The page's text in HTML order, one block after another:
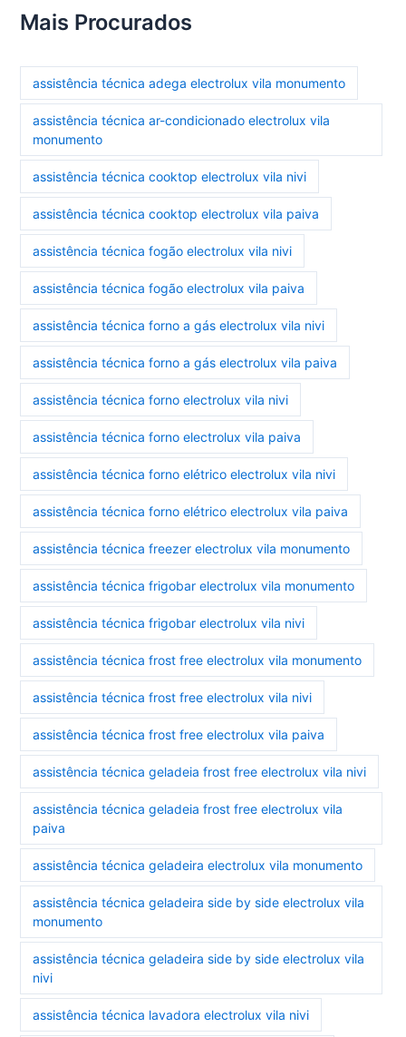
Mais Procurados
assistência técnica adega electrolux vila monumento
assistência técnica ar-condicionado electrolux vila
monumento
assistência técnica cooktop electrolux vila nivi
assistência técnica cooktop electrolux vila paiva
assistência técnica fogão electrolux vila nivi
assistência técnica fogão electrolux vila paiva
assistência técnica forno a gás electrolux vila nivi
assistência técnica forno a gás electrolux vila paiva
assistência técnica forno electrolux vila nivi
assistência técnica forno electrolux vila paiva
assistência técnica forno elétrico electrolux vila nivi
assistência técnica forno elétrico electrolux vila paiva
assistência técnica freezer electrolux vila monumento
assistência técnica frigobar electrolux vila monumento
assistência técnica frigobar electrolux vila nivi
assistência técnica frost free electrolux vila monumento
assistência técnica frost free electrolux vila nivi
assistência técnica frost free electrolux vila paiva
assistência técnica geladeia frost free electrolux vila nivi
assistência técnica geladeia frost free electrolux vila
paiva
assistência técnica geladeira electrolux vila monumento
assistência técnica geladeira side by side electrolux vila
monumento
assistência técnica geladeira side by side electrolux vila
nivi
assistência técnica lavadora electrolux vila nivi